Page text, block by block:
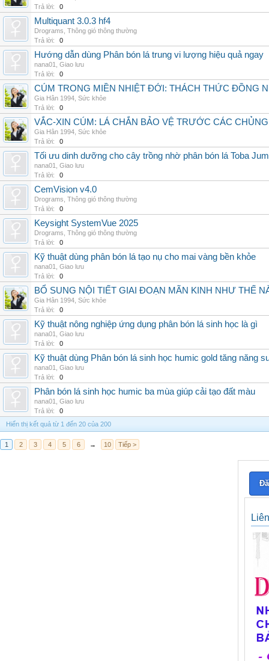
Trả lời:
0
Multiquant 3.0.3 hf4
Drograms Thông gió thông thường
Trả lời:
0
Hướng dẫn dùng Phân bón lá trung vi lượng hiệu quả ngay
nana01
Giao lưu
Trả lời:
0
CÚM TRONG MIỀN NHIỆT ĐỚI: THÁCH THỨC ĐỒNG
Gia Hân 1994 Sức khỏe
Trả lời:
0
VẮC-XIN CÚM: LÁ CHẮN BẢO VỆ TRƯỚC CÁC
Gia Hân 1994 Sức khỏe
Trả lời:
0
Tối ưu dinh dưỡng cho cây trồng nhờ phân bón lá Toba Jum
nana01
Giao lưu
Trả lời:
0
CemVision v4.0
Drograms Thông gió thông thường
Trả lời:
0
Keysight SystemVue 2025
Drograms Thông gió thông thường
Trả lời:
0
Kỹ thuật dùng phân bón lá tạo nụ cho mai vàng bền khỏe
nana01
Giao lưu
Trả lời:
0
BỔ SUNG NỘI TIẾT GIAI ĐOẠN MÃN KINH NHƯ THẾ
Gia Hân 1994 Sức khỏe
Trả lời:
0
Kỹ thuật nông nghiệp ứng dụng phân bón lá sinh học là gì
nana01
Giao lưu
Trả lời:
0
Kỹ thuật dùng Phân bón lá sinh học humic gold tăng năng
nana01
Giao lưu
Trả lời:
0
Phân bón lá sinh học humic ba mùa giúp cải tạo đất màu
nana01
Giao lưu
Trả lời:
0
Hiển thị kết quả từ 1 đến 20 của 200
1 2 3 4 5 6 → 10 Tiếp >